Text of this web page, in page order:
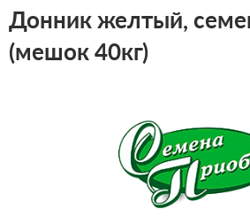
Донник желтый,
(мешок 40кг)